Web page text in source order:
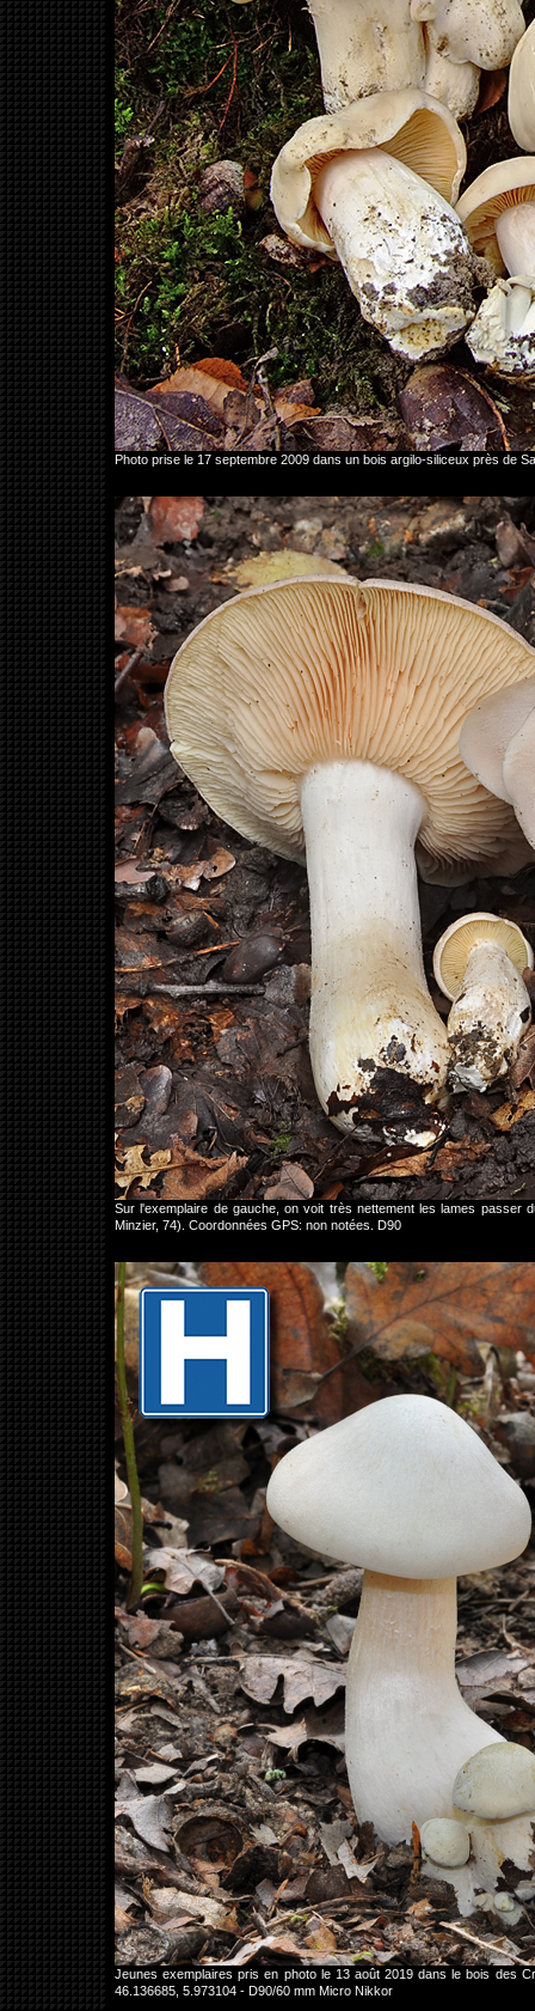
Photo prise le 17 septembre 2009 dans un bois argilo-siliceux près de
Sur l'exemplaire de gauche, on voit très nettement les lames
Minzier, 74). Coordonnées GPS: non notées. D90
Jeunes exemplaires pris en photo le 13 août 2019 dans le bois des
46.136685, 5.973104 - D90/60 mm Micro Nikkor